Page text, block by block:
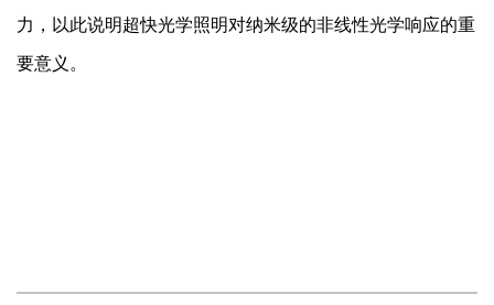
力，以此说明超快光学照明对纳米级的非线性光学响应的重
要意义。